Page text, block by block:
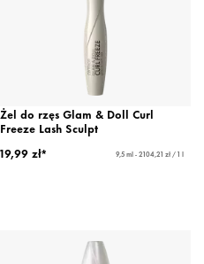
Żel do rzęs Glam & Doll Curl
Freeze Lash Sculpt
19,99 zł*
9,5 ml - 2104,21 zł / 1 l